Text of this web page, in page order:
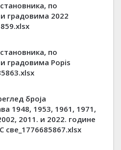
по
градовима 2022
по
градовима Popis
броја
1948, 1953, 1961, 1971,
2011. и 2022. године
све_1776685867.xlsx